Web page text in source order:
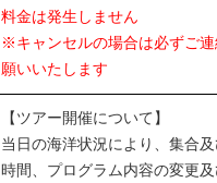
料金は発生しません
※キャンセルの場合は必ずご連
願いいたします
【ツアー開催について】
当日の海洋状況により、集合
時間、プログラム内容の変更及